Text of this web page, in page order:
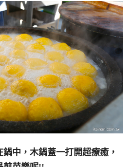
中，木鍋蓋一打開超療癒，